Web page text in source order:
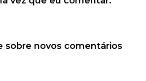
sobre novos comentários